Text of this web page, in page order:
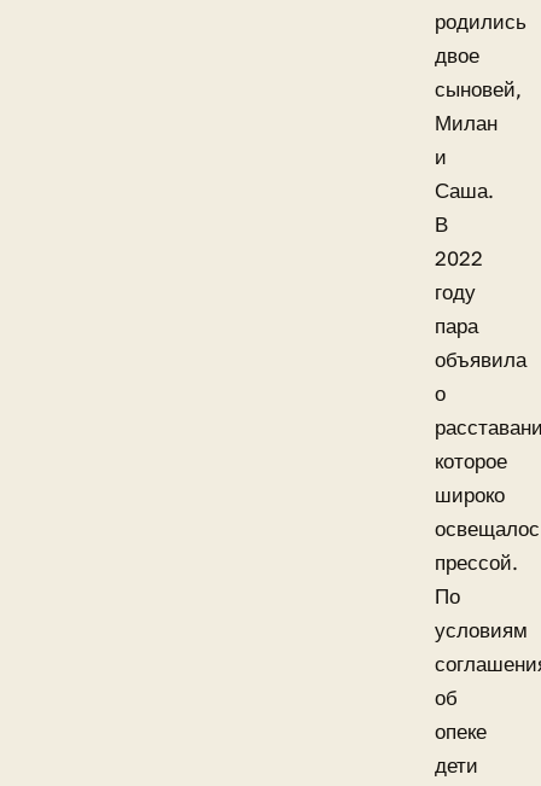
родились
двое
сыновей,
Милан
и
Саша.
В
2022
году
пара
объявила
о
которое
широко
прессой.
По
условиям
об
опеке
дети